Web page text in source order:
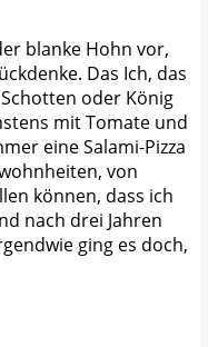
blanke Hohn vor,
Das Ich, das
oder König
mit Tomate und
eine Salami-Pizza
von
können, dass ich
nach drei Jahren
ging es doch,